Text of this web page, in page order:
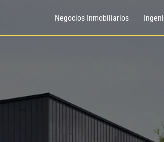
Negocios Inmobiliarios